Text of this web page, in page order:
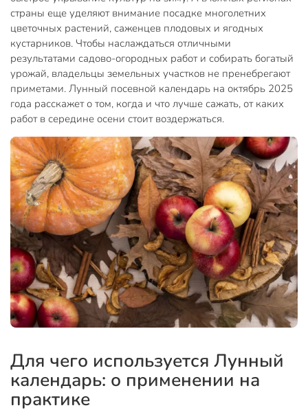
страны еще уделяют внимание посадке многолетних
цветочных растений, саженцев плодовых и ягодных
кустарников. Чтобы наслаждаться отличными
результатами садово-огородных работ и собирать богатый
урожай, владельцы земельных участков не пренебрегают
приметами. Лунный посевной календарь на октябрь 2025
года расскажет о том, когда и что лучше сажать, от каких
работ в середине осени стоит воздержаться.
Для чего используется Лунный
календарь: о применении на
практике